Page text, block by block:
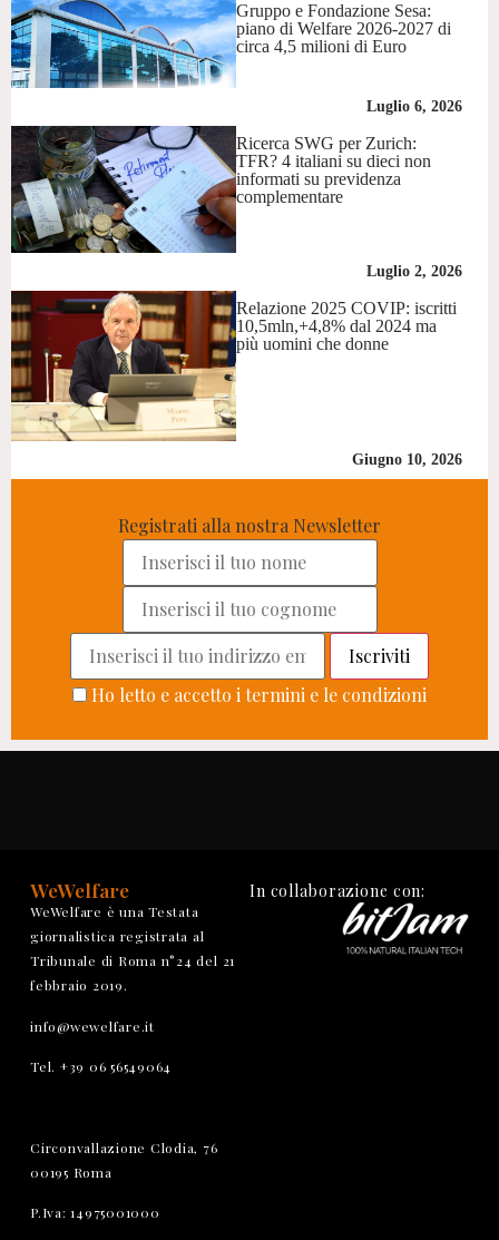
Gruppo e Fondazione Sesa:
piano di Welfare 2026-2027 di
circa 4,5 milioni di Euro
Luglio 6, 2026
Ricerca SWG per Zurich:
TFR? 4 italiani su dieci non
informati su previdenza
complementare
Luglio 2, 2026
Relazione 2025 COVIP: iscritti
10,5mln,+4,8% dal 2024 ma
più uomini che donne
Giugno 10, 2026
Registrati alla nostra Newsletter
Ho letto e accetto i termini e le condizioni
WeWelfare
WeWelfare è una Testata
giornalistica registrata al
Tribunale di Roma n°24 del 21
febbraio 2019.
info@wewelfare.it
Tel. +39 06 56549064
Circonvallazione Clodia, 76
00195 Roma
P.Iva: 14975001000
In collaborazione con: